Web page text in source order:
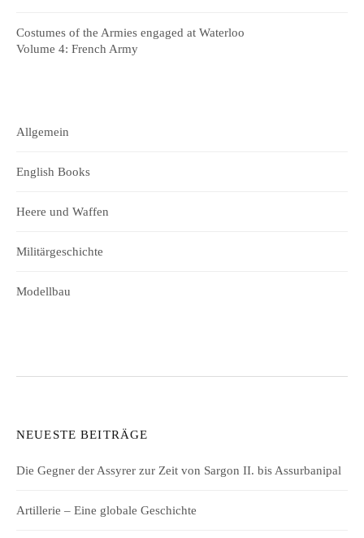
Costumes of the Armies engaged at Waterloo
Volume 4: French Army
Allgemein
English Books
Heere und Waffen
Militärgeschichte
Modellbau
NEUESTE BEITRÄGE
Die Gegner der Assyrer zur Zeit von Sargon II. bis Assurbanipal
Artillerie – Eine globale Geschichte